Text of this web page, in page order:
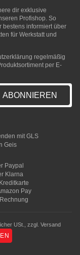
dir exklusive
Profishop. So
bestens informiert über
für Werkstatt und
regelmäßig
per E-
ABONNIEREN
USt., zzgl. Versand